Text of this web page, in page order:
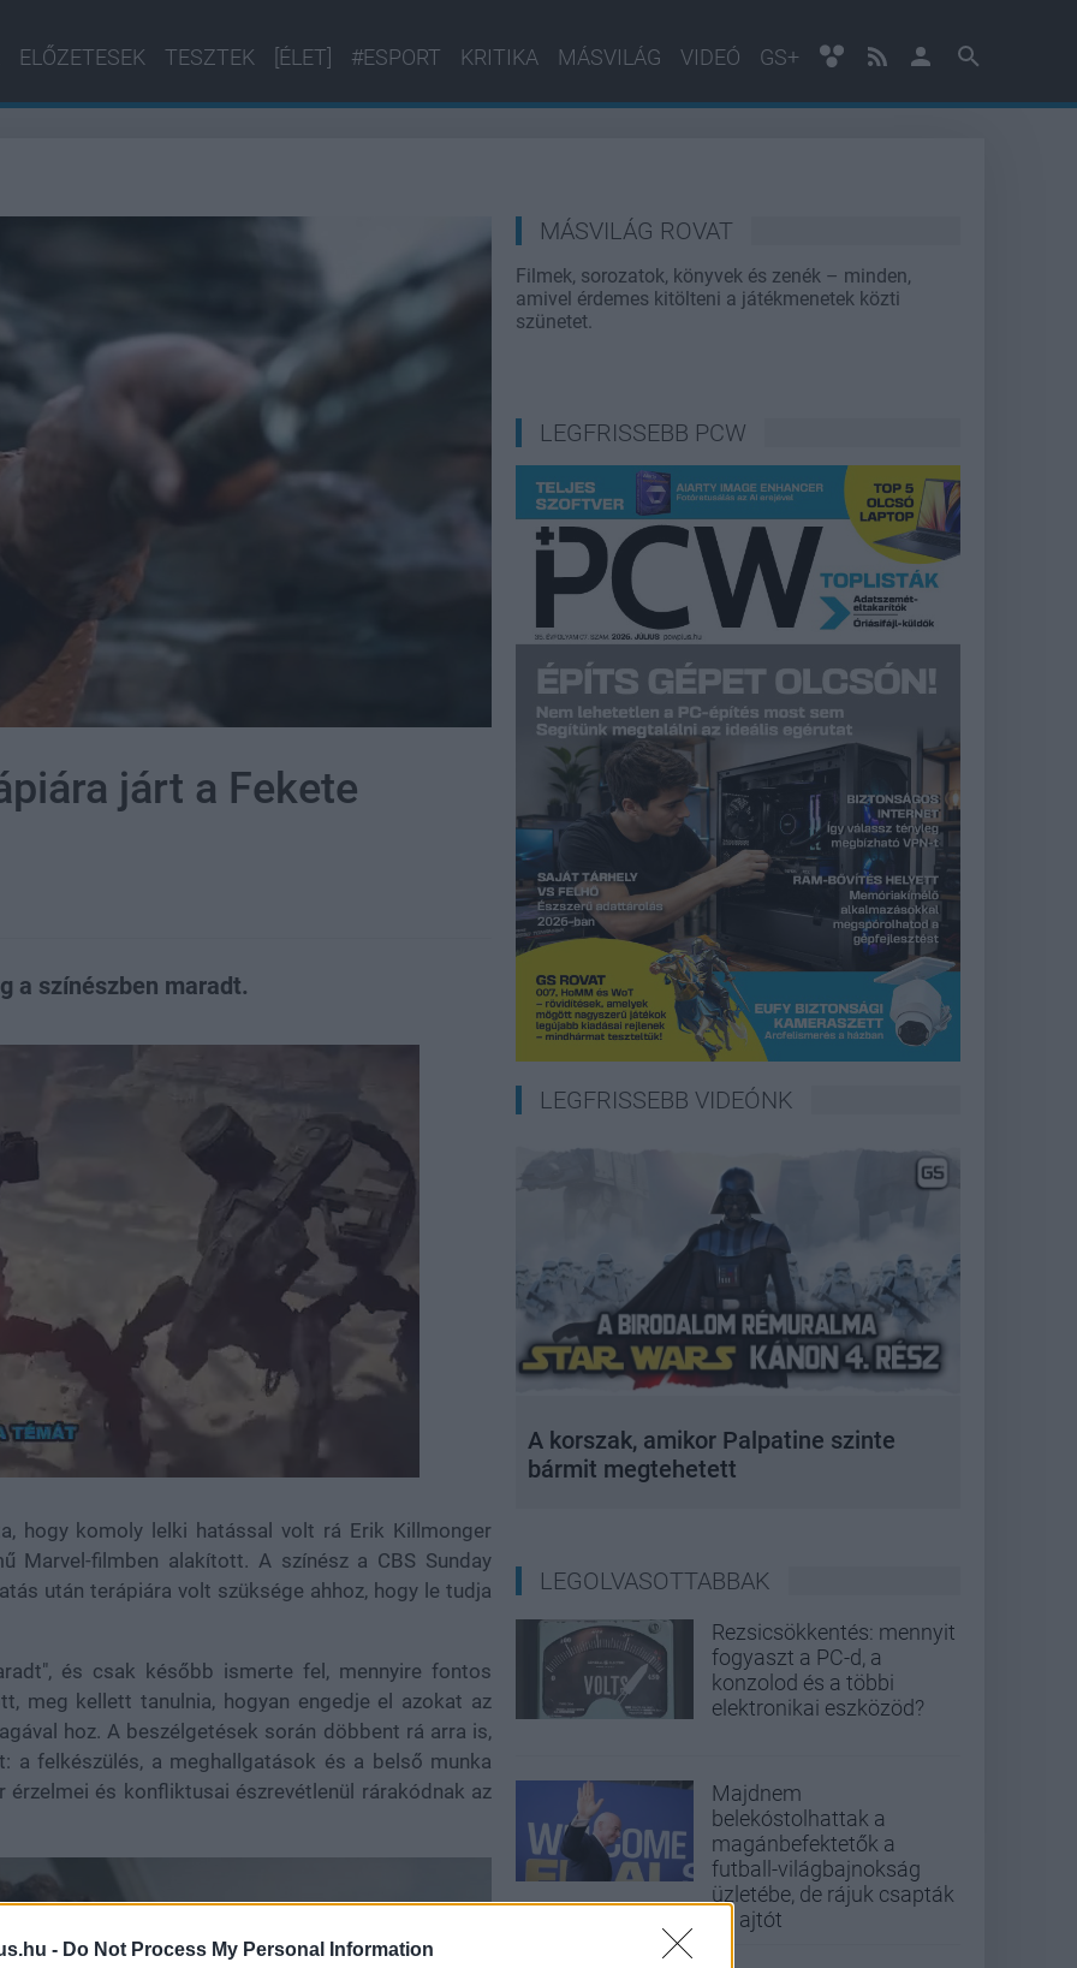
- Do Not Process My Personal Information
ELŐZETESEK TESZTEK [ÉLET] #ESPORT KRITIKA MÁSVILÁG VIDEÓ GS+
járt a Fekete
a színészben maradt.
hogy komoly lelki hatással volt rá Erik Killmonger
Marvel-filmben alakított. A színész a CBS Sunday
után terápiára volt szüksége ahhoz, hogy le tudja
és csak később ismerte fel, mennyire fontos
meg kellett tanulnia, hogyan engedje el azokat az
hoz. A beszélgetések során döbbent rá arra is,
a felkészülés, a meghallgatások és a belső munka
és konfliktusai észrevétlenül rárakódnak az
MÁSVILÁG ROVAT
Filmek, sorozatok, könyvek és zenék – minden,
amivel érdemes kitölteni a játékmenetek közti
szünetet.
LEGFRISSEBB PCW
LEGFRISSEBB VIDEÓNK
A korszak, amikor Palpatine szinte
bármit megtehetett
LEGOLVASOTTABBAK
Rezsicsökkentés: mennyit
fogyaszt a PC-d, a
konzolod és a többi
elektronikai eszközöd?
Majdnem
belekóstolhattak a
magánbefektetők a
futball-világbajnokság
üzletébe, de rájuk csapták
az ajtót